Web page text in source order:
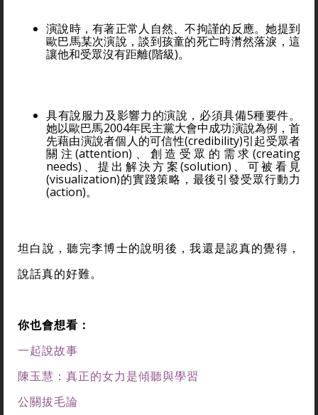
演說時，有著正常人自然、不拘謹的反應。她提到
歐巴馬某次演說，談到孩童的死亡時潸然落淚，這
讓他和受眾沒有距離(階級)。
具有說服力及影響力的演說，必須具備5種要件。
她以歐巴馬2004年民主黨大會中成功演說為例，首
先藉由演說者個人的可信性(credibility)引起受眾者
關注(attention)、創造受眾的需求(creating
needs)、提出解決方案(solution)、可被看見
(visualization)的實踐策略，最後引發受眾行動力
(action)。
坦白說，聽完李博士的說明後，我還是認真的覺得，
說話真的好難。
你也會想看：
一起說故事
陳玉慧：真正的女力是傾聽與學習
公關拔毛論